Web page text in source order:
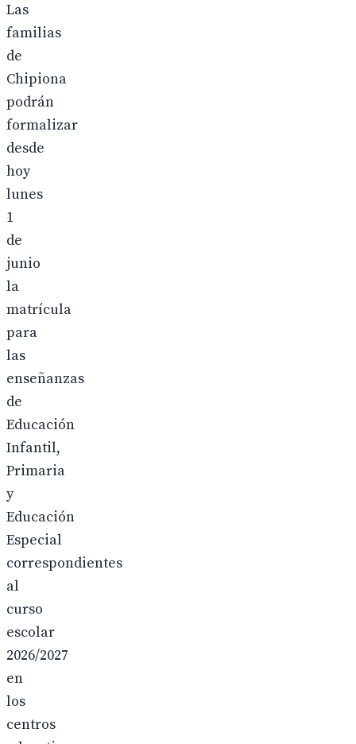
Las
familias
de
Chipiona
podrán
formalizar
desde
hoy
lunes
1
de
junio
la
matrícula
para
las
enseñanzas
de
Educación
Infantil,
Primaria
y
Educación
Especial
correspondientes
al
curso
escolar
2026/2027
en
los
centros